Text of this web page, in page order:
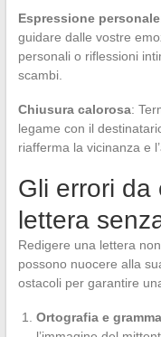
Espressione personale
guidare dalle vostre
personali o riflessioni
scambi.
Chiusura calorosa:
legame con il
riafferma la vicinanza e
Gli errori da
lettera
Redigere una lettera
possono nuocere alla
ostacoli per garantire
Ortografia e